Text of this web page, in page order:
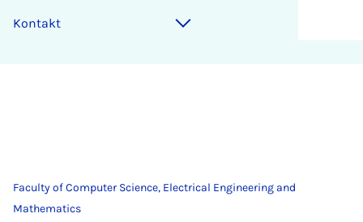
Kon­takt
Faculty of Computer Science, Electrical Engineering and
Mathematics